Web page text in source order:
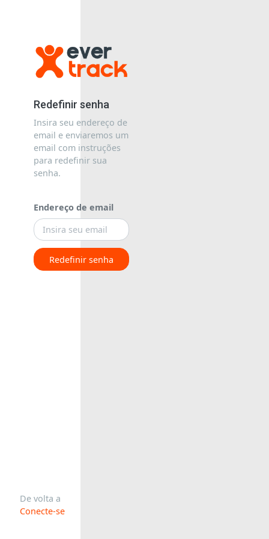
Redefinir senha
Insira seu endereço de
email e enviaremos um
email com instruções
para redefinir sua
senha.
Endereço de email
Redefinir senha
De volta a
Conecte-se